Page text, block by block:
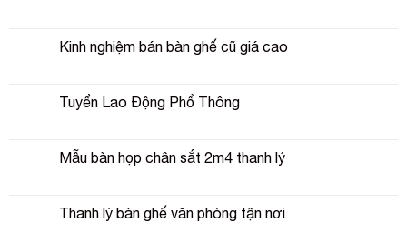
Kinh nghiệm bán bàn ghế cũ giá cao
Tuyển Lao Động Phổ Thông
Mẫu bàn họp chân sắt 2m4 thanh lý
Thanh lý bàn ghế văn phòng tận nơi